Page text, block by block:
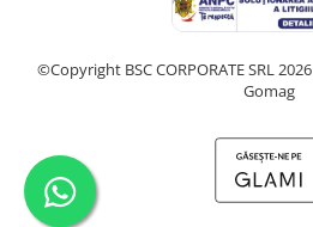
©Copyright BSC CORPORATE SRL 2026
Gomag